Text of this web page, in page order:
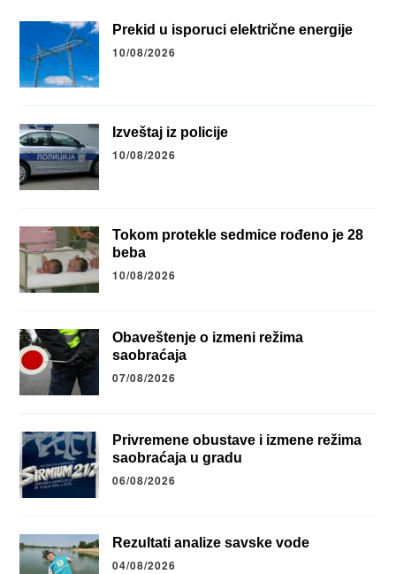
Prekid u isporuci električne energije
10/08/2026
Izveštaj iz policije
10/08/2026
Tokom protekle sedmice rođeno je 28
beba
10/08/2026
Obaveštenje o izmeni režima
saobraćaja
07/08/2026
Privremene obustave i izmene režima
saobraćaja u gradu
06/08/2026
Rezultati analize savske vode
04/08/2026